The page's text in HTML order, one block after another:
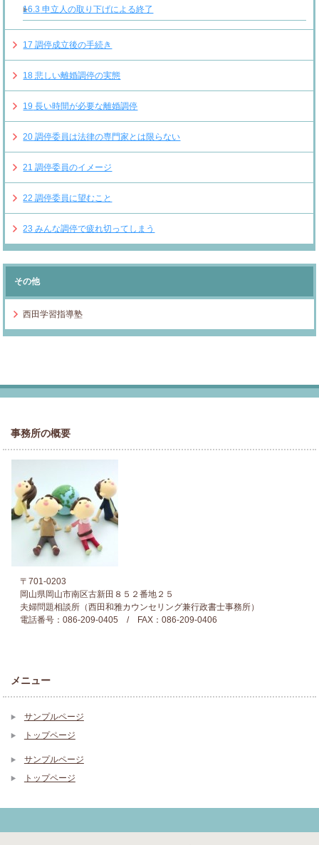
16.3 申立人の取り下げによる終了
17 調停成立後の手続き
18 悲しい離婚調停の実態
19 長い時間が必要な離婚調停
20 調停委員は法律の専門家とは限らない
21 調停委員のイメージ
22 調停委員に望むこと
23 みんな調停で疲れ切ってしまう
その他
西田学習指導塾
事務所の概要
〒701-0203
岡山県岡山市南区古新田８５２番地２５
夫婦問題相談所（西田和雅カウンセリング兼行政書士事務所）
電話番号：086-209-0405 / FAX：086-209-0406
メニュー
サンプルページ
トップページ
サンプルページ
トップページ